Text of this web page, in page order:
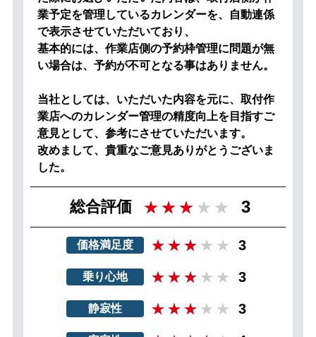
業予定を管理しているカレンダーを、自動連係
で表示させていただいており、
基本的には、作業店側の予約枠管理に問題が無
い場合は、予約が不可となる事はありません。
当社としては、いただいた内容を元に、取付作
業店へのカレンダー管理の精度向上を目指すご
意見として、参考にさせていただいます。
改めまして、貴重なご意見ありがとうございま
した。
総合評価 3
価格満足度 3
乗り心地 3
静寂性 3